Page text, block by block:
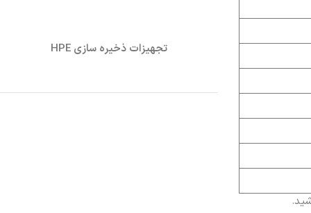
تجهیزات ذخیره سازی HPE